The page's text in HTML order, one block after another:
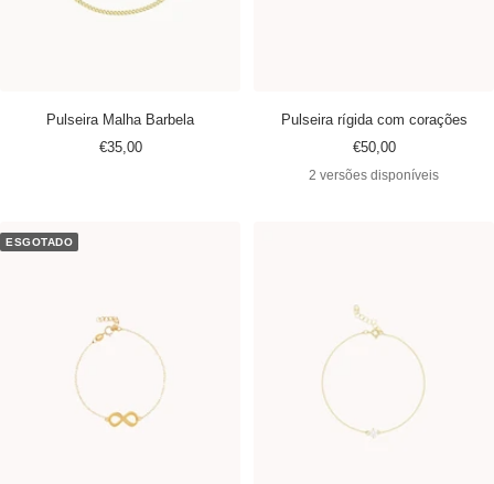
Pulseira Malha Barbela
Preço
€35,00
Pulseira rígida com corações
Preço
promocional
€50,00
2 versões disponíveis
ESGOTADO